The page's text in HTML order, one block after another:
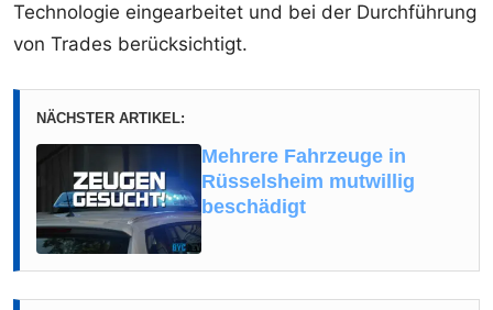
Technologie eingearbeitet und bei der Durchführung
von Trades berücksichtigt.
NÄCHSTER ARTIKEL:
Mehrere Fahrzeuge in
Rüsselsheim mutwillig
beschädigt